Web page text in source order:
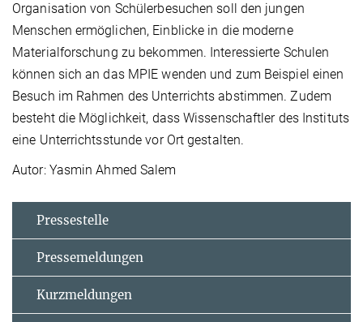
Organisation von Schülerbesuchen soll den jungen
Menschen ermöglichen, Einblicke in die moderne
Materialforschung zu bekommen. Interessierte Schulen
können sich an das MPIE wenden und zum Beispiel einen
Besuch im Rahmen des Unterrichts abstimmen. Zudem
besteht die Möglichkeit, dass Wissenschaftler des Instituts
eine Unterrichtsstunde vor Ort gestalten.
Autor: Yasmin Ahmed Salem
Pressestelle
Pressemeldungen
Kurzmeldungen